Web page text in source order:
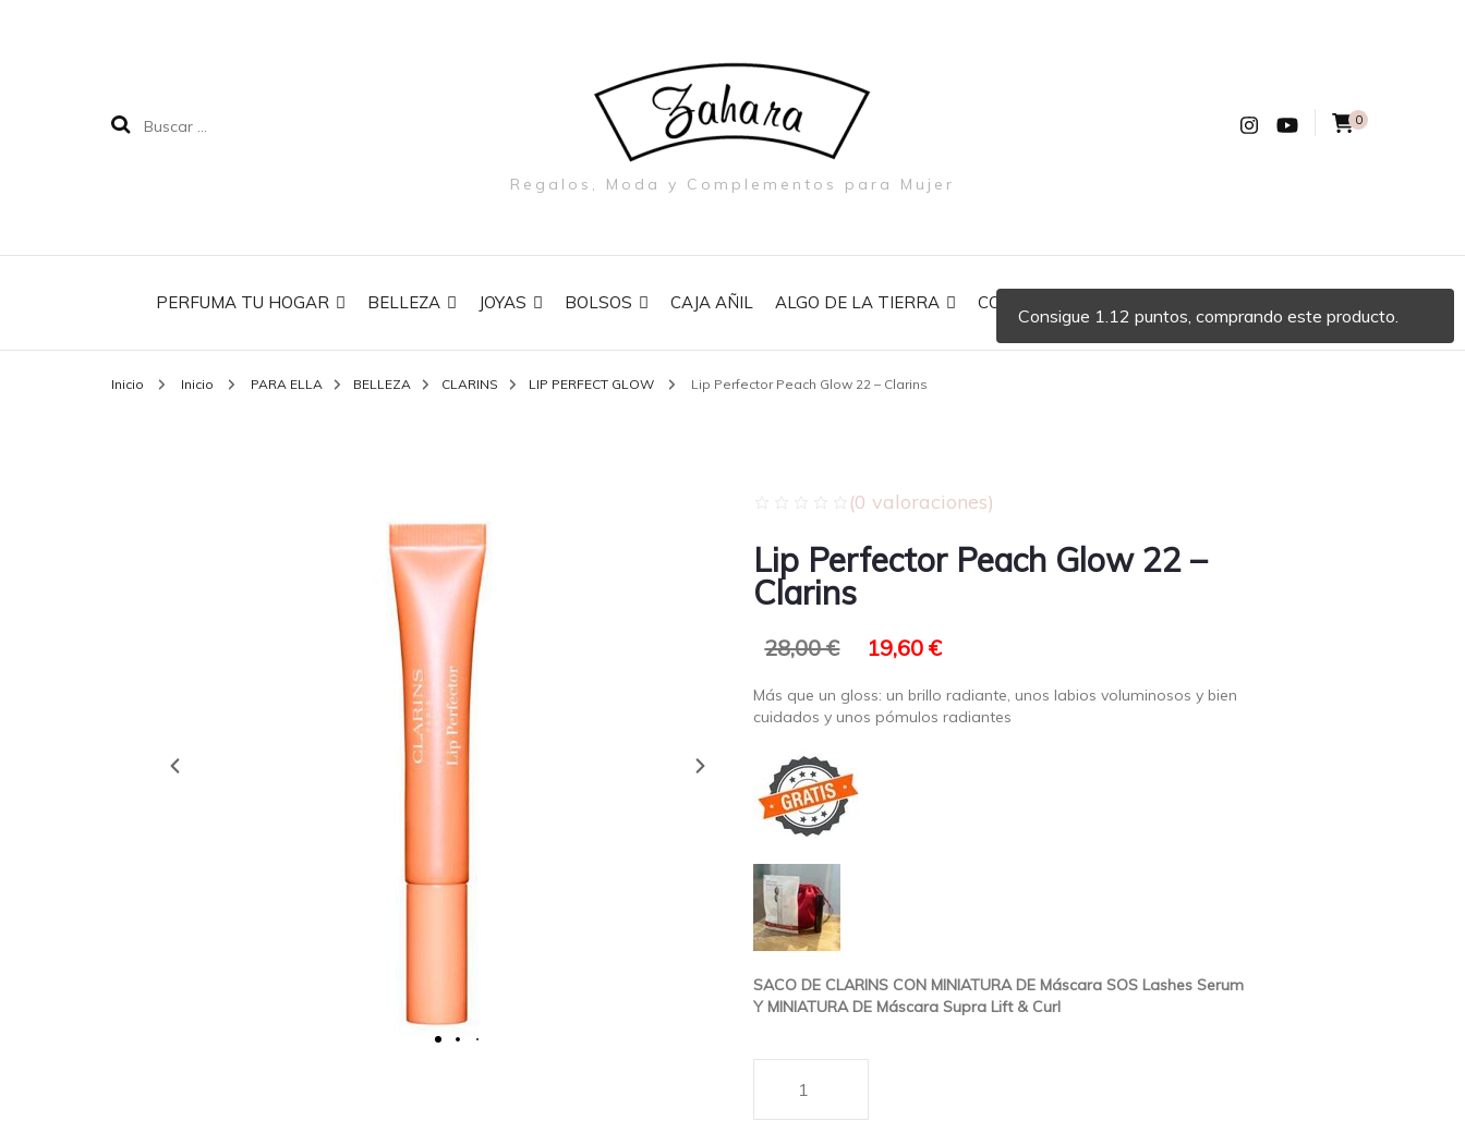
Regalos, Moda y Complementos para Mujer
0
PERFUMA TU HOGAR BELLEZA JOYAS BOLSOS CAJA AÑIL ALGO DE LA TIERRA COMPLEMENTOS
Inicio Inicio PARA ELLA BELLEZA CLARINS LIP PERFECT GLOW Lip Perfector Peach Glow 22 – Clarins
(0 valoraciones)
Lip Perfector Peach Glow 22 –
Clarins
28,00€ 19,60€
Más que un gloss: un brillo radiante, unos labios voluminosos y bien
cuidados y unos pómulos radiantes
SACO DE CLARINS CON MINIATURA DE Máscara SOS Lashes Serum
Y MINIATURA DE Máscara Supra Lift & Curl
Consigue 1.12 puntos, comprando este producto.